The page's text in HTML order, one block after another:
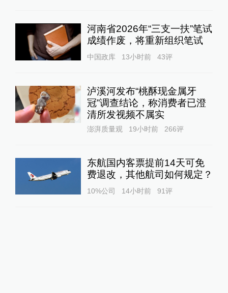
河南省2026年“三支一扶”笔试
成绩作废，将重新组织笔试
中国政库 13小时前 43评
泸溪河发布“桃酥现金属牙
冠”调查结论，称消费者已澄
清所发视频不属实
澎湃质量观 19小时前 266评
东航国内客票提前14天可免
费退改，其他航司如何规定？
10%公司 14小时前 91评